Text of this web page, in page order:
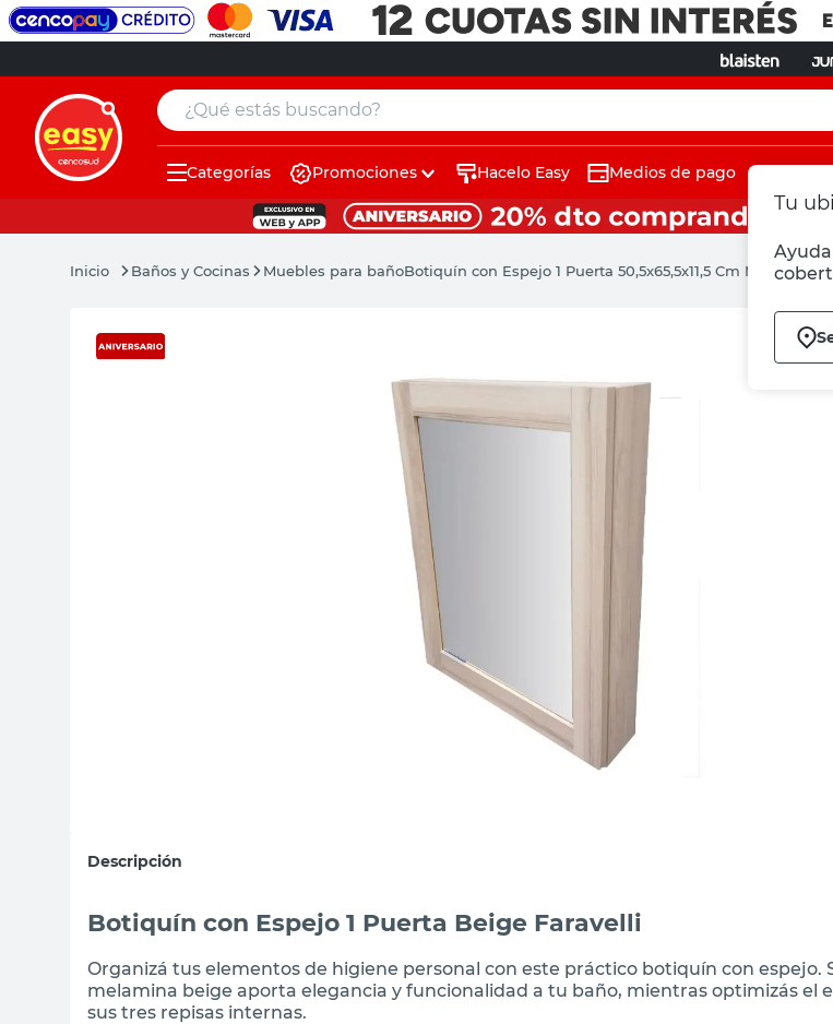
¿Qué estás buscando?
Tu
Categorías Promociones Hacelo Easy Medios de pago
Baños y Cocinas Muebles para bañoBotiquín con Espejo 1 Puerta 50,5x65,5x11,5 Cm Melamina
Descripción
Botiquín con Espejo 1 Puerta Beige Faravelli
Organizá tus elementos de higiene personal con este práctico botiquín con espejo.
melamina beige aporta elegancia y funcionalidad a tu baño, mientras optimizás el
sus tres repisas internas.
muebles